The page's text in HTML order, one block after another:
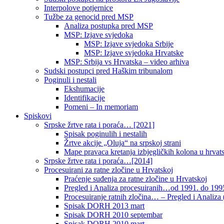
Interpolove potjernice
Tužbe za genocid pred MSP
Analiza postupka pred MSP
MSP: Izjave svjedoka
MSP: Izjave svjedoka Srbije
MSP: Izjave svjedoka Hrvatske
MSP: Srbija vs Hrvatska – video arhiva
Sudski postupci pred Haškim tribunalom
Poginuli i nestali
Ekshumacije
Identifikacije
Pomeni – In memoriam
Spiskovi
Srpske žrtve rata i poraća… [2021]
Spisak poginulih i nestalih
Žrtve akcije „Oluja“ na srpskoj strani
Mape pravaca kretanja izbjegličkih kolona u
Srpske žrtve rata i poraća…[2014]
Procesuirani za ratne zločine u Hrvatskoj
Praćenje suđenja za ratne zločine u Hrvatskoj
Pregled i Analiza procesuiranih…od 1991. do
Procesuiranje ratnih zločina… – Pregled i Analiza
Spisak DORH 2013 mart
Spisak DORH 2010 septembar